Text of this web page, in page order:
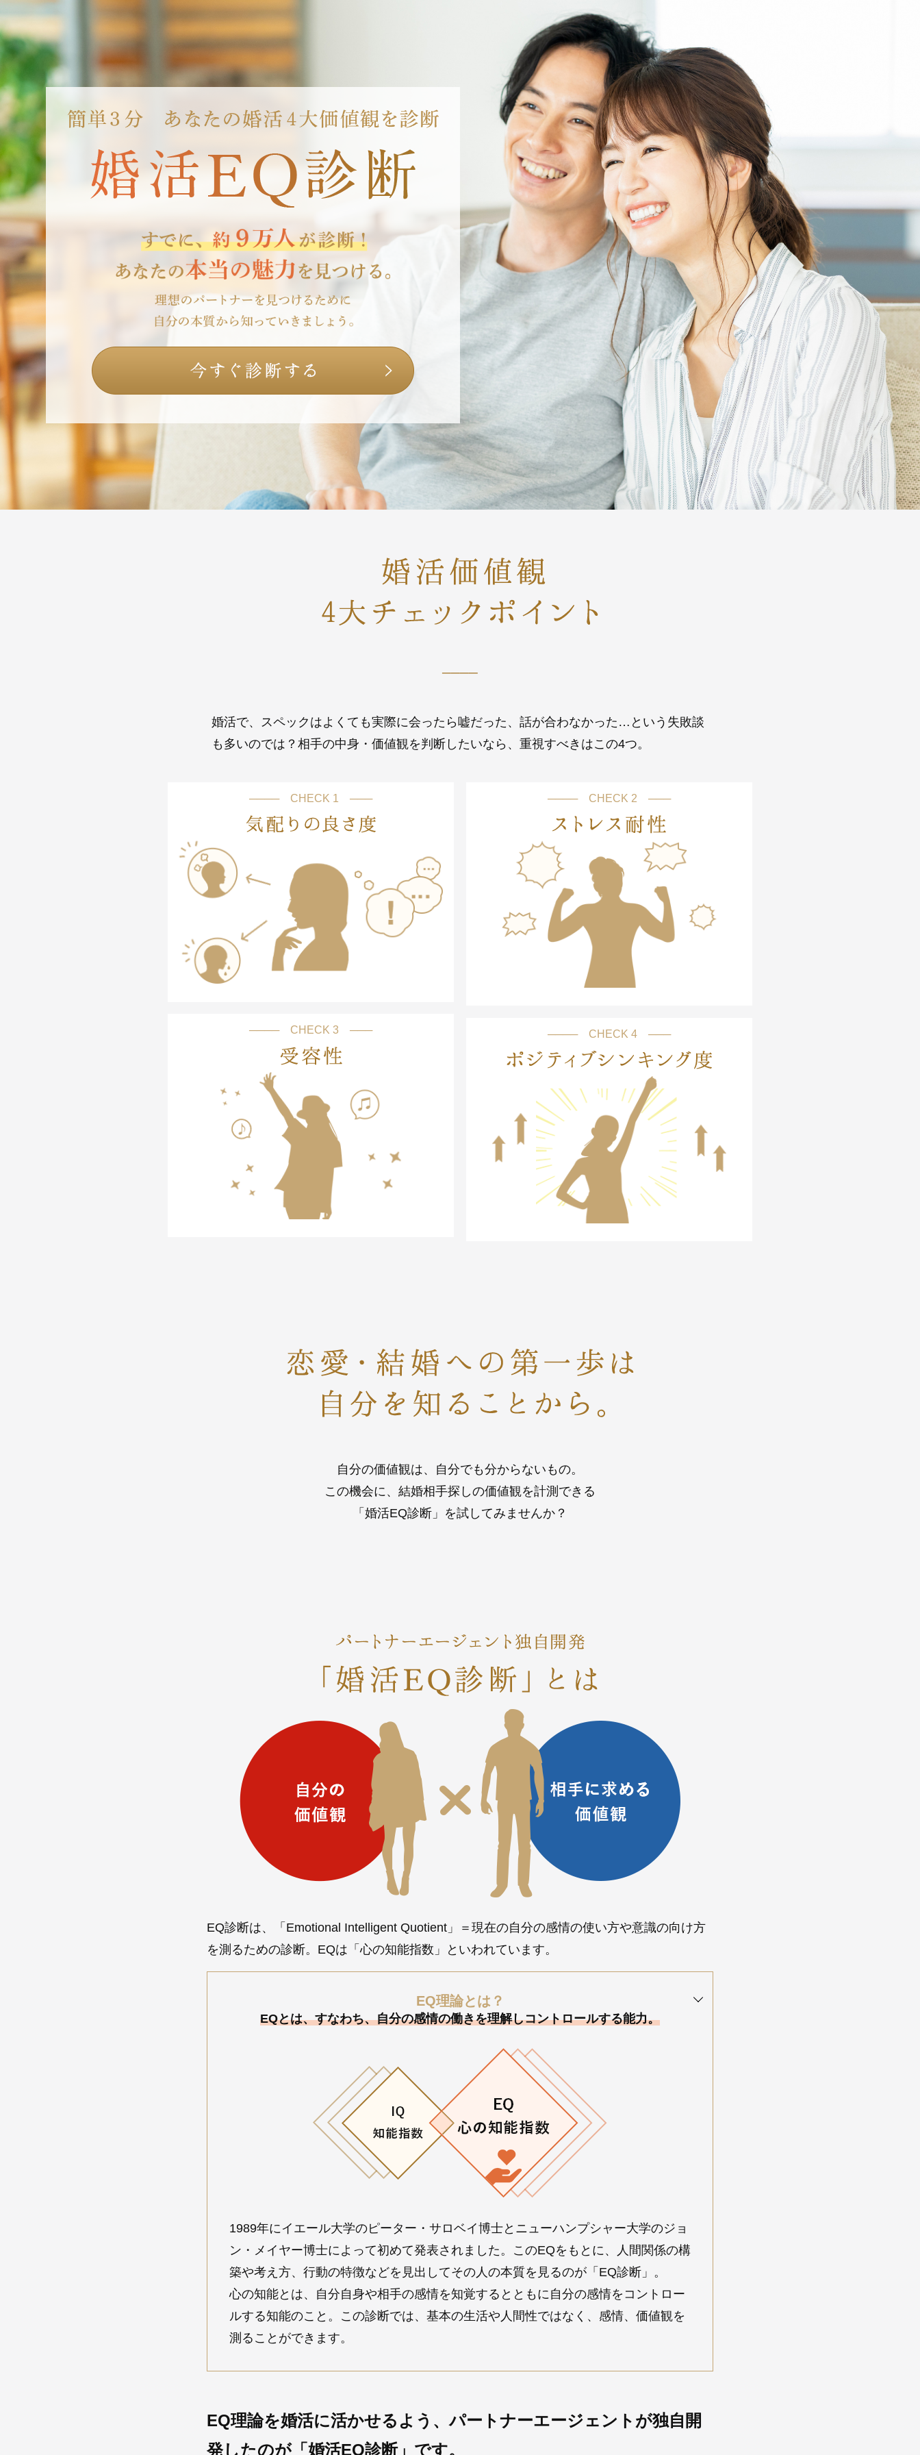
────
婚活で、スペックはよくても実際に会ったら嘘だった、話が合わなかった…という失敗談
も多いのでは？相手の中身・価値観を判断したいなら、重視すべきはこの4つ。
──── CHECK 1 ─── ──── CHECK 2 ───
──── CHECK 3 ─── ──── CHECK 4 ───
自分の価値観は、自分でも分からないもの。
この機会に、結婚相手探しの価値観を計測できる
「婚活EQ診断」を試してみませんか？
EQ診断は、「Emotional Intelligent Quotient」＝現在の自分の感情の使い方や意識の向け方
を測るための診断。EQは「心の知能指数」といわれています。
EQ理論とは？
EQとは、すなわち、自分の感情の働きを理解しコントロールする能力。
1989年にイエール大学のピーター・サロベイ博士とニューハンプシャー大学のジョ
ン・メイヤー博士によって初めて発表されました。このEQをもとに、人間関係の構
築や考え方、行動の特徴などを見出してその人の本質を見るのが「EQ診断」。
心の知能とは、自分自身や相手の感情を知覚するとともに自分の感情をコントロー
ルする知能のこと。この診断では、基本の生活や人間性ではなく、感情、価値観を
測ることができます。
EQ理論を婚活に活かせるよう、パートナーエージェントが独自開
発したのが「婚活EQ診断」です。